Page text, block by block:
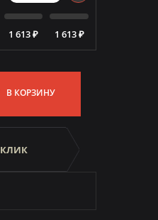
1 613 ₽ 1 613 ₽
В КОРЗИНУ
КЛИК